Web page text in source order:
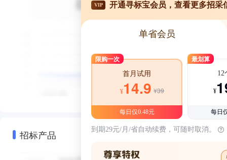
招标产品
VIP 开通寻标宝会员，查看更多招采
单省会员
限购一次
首月试用
¥14.9 ¥39
每日仅0.48元
最划算
12
¥
每日
到期29元/月/省自动续费，可随时取消。